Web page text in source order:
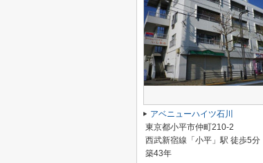
アベニューハイツ石川
東京都小平市仲町210-2
西武新宿線「小平」駅 徒歩5分
築43年